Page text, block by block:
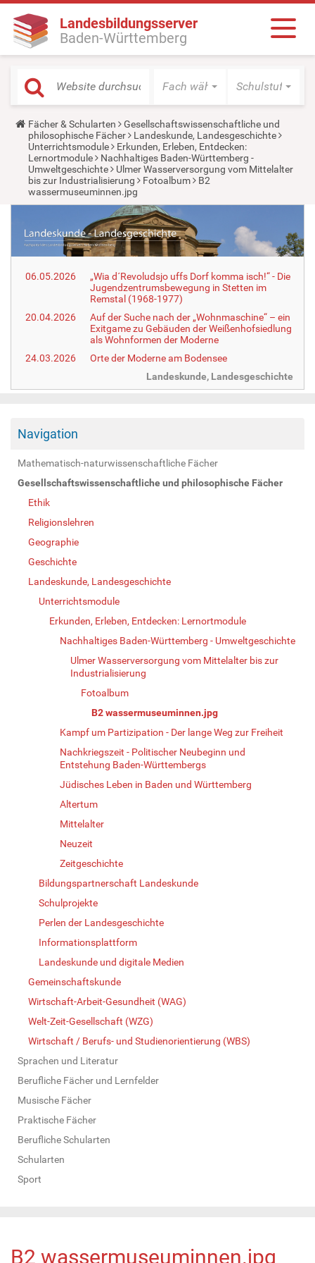
Landesbildungsserver
Baden-Württemberg
Fach wählen Schulstufe
Y
o
u
a
r
e
h
e
:
Fächer & Schularten
Gesellschaftswissenschaftliche und
philosophische Fächer
Landeskunde, Landesgeschichte
Unterrichtsmodule
Erkunden, Erleben, Entdecken:
Lernortmodule
Nachhaltiges Baden-Württemberg -
Umweltgeschichte
Ulmer Wasserversorgung vom Mittelalter
bis zur Industrialisierung
Fotoalbum
B2
wassermuseuminnen.jpg
06.05.2026
„Wia d´Revoludsjo uffs Dorf komma isch!“ - Die
Jugendzentrumsbewegung in Stetten im
Remstal (1968-1977)
20.04.2026
Auf der Suche nach der „Wohnmaschine“ – ein
Exitgame zu Gebäuden der Weißenhofsiedlung
als Wohnformen der Moderne
24.03.2026
Orte der Moderne am Bodensee
Landeskunde, Landesgeschichte
Navigation
Mathematisch-naturwissenschaftliche Fächer
Gesellschaftswissenschaftliche und philosophische Fächer
Ethik
Religionslehren
Geographie
Geschichte
Landeskunde, Landesgeschichte
Unterrichtsmodule
Erkunden, Erleben, Entdecken: Lernortmodule
Nachhaltiges Baden-Württemberg - Umweltgeschichte
Ulmer Wasserversorgung vom Mittelalter bis zur
Industrialisierung
Fotoalbum
B2 wassermuseuminnen.jpg
Kampf um Partizipation - Der lange Weg zur Freiheit
Nachkriegszeit - Politischer Neubeginn und
Entstehung Baden-Württembergs
Jüdisches Leben in Baden und Württemberg
Altertum
Mittelalter
Neuzeit
Zeitgeschichte
Bildungspartnerschaft Landeskunde
Schulprojekte
Perlen der Landesgeschichte
Informationsplattform
Landeskunde und digitale Medien
Gemeinschaftskunde
Wirtschaft-Arbeit-Gesundheit (WAG)
Welt-Zeit-Gesellschaft (WZG)
Wirtschaft / Berufs- und Studienorientierung (WBS)
Sprachen und Literatur
Berufliche Fächer und Lernfelder
Musische Fächer
Praktische Fächer
Berufliche Schularten
Schularten
Sport
B2 wassermuseuminnen.jpg